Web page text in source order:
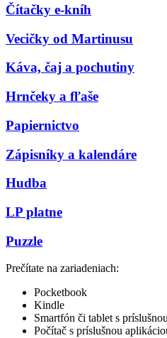
Čítačky e-kníh
Vecičky od Martinusu
Káva, čaj a pochutiny
Hrnčeky a fľaše
Papiernictvo
Zápisníky a kalendáre
Hudba
LP platne
Puzzle
Prečítate na zariadeniach:
Pocketbook
Kindle
Smartfón či tablet s
Počítač s príslušnou